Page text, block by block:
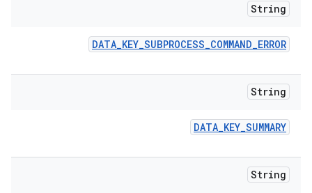
String
DATA_KEY_SUBPROCESS_COMMAND_ERROR
String
DATA_KEY_SUMMARY
String